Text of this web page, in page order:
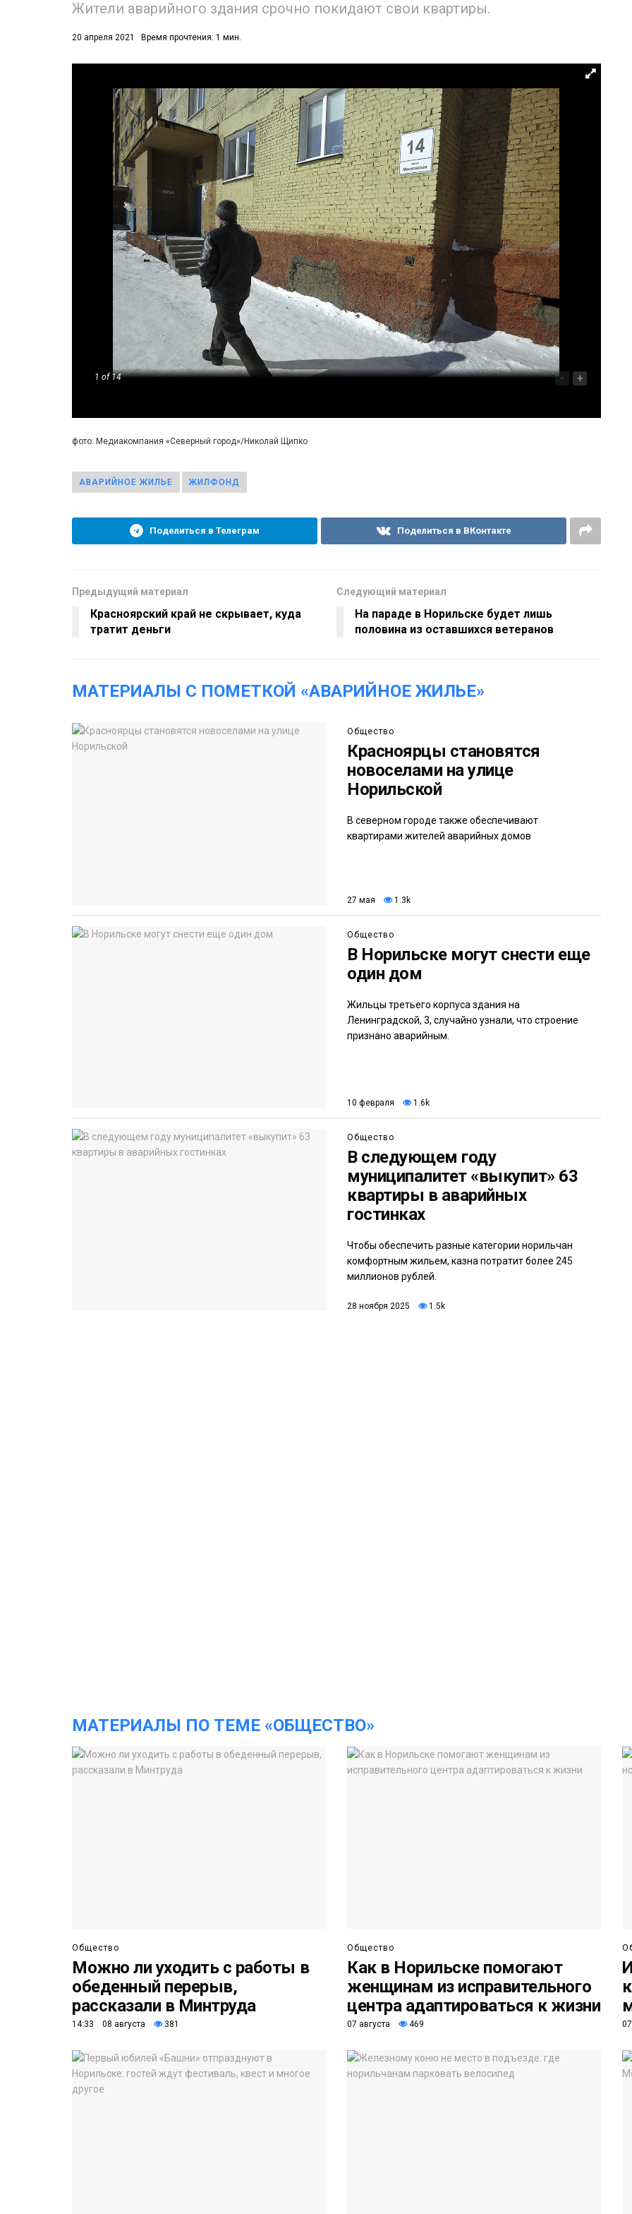
Жители аварийного здания срочно покидают свои квартиры.
20 апреля 2021 Время прочтения: 1 мин.
1 of 14 - +
фото: Медиакомпания «Северный город»/Николай Щипко
АВАРИЙНОЕ ЖИЛЬЕ ЖИЛФОНД
Поделиться в Телеграм Поделиться в ВКонтакте
Предыдущий материал
Красноярский край не скрывает, куда
тратит деньги
Следующий материал
На параде в Норильске будет лишь
половина из оставшихся ветеранов
МАТЕРИАЛЫ С ПОМЕТКОЙ «АВАРИЙНОЕ ЖИЛЬЕ»
Общество
Красноярцы становятся
новоселами на улице
Норильской
В северном городе также обеспечивают
квартирами жителей аварийных домов
27 мая 1.3k
Общество
В Норильске могут снести еще
один дом
Жильцы третьего корпуса здания на
Ленинградской, 3, случайно узнали, что строение
признано аварийным.
10 февраля 1.6k
Общество
В следующем году
муниципалитет «выкупит» 63
квартиры в аварийных
гостинках
Чтобы обеспечить разные категории норильчан
комфортным жильем, казна потратит более 245
миллионов рублей.
28 ноября 2025 1.5k
МАТЕРИАЛЫ ПО ТЕМЕ «ОБЩЕСТВО»
Общество
Можно ли уходить с работы в
обеденный перерыв,
рассказали в Минтруда
14:33 08 августа 381
Общество
Как в Норильске помогают
женщинам из исправительного
центра адаптироваться к жизни
07 августа 469